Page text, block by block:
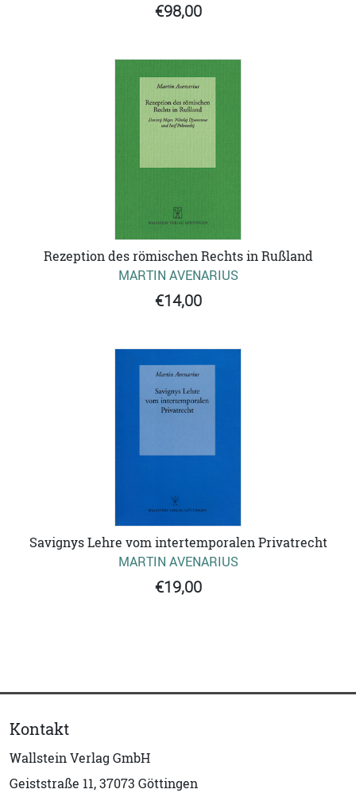
€98,00
Rezeption des römischen Rechts in Rußland
MARTIN AVENARIUS
€14,00
Savignys Lehre vom intertemporalen Privatrecht
MARTIN AVENARIUS
€19,00
Kontakt
Wallstein Verlag GmbH
Geiststraße 11, 37073 Göttingen